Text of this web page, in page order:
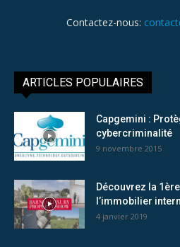
Contactez-nous:
ARTICLES POPULAIRES
Capgemini :
cybercriminalité
9 novembre 2015
Découvrez la
l’immobilier
4 janvier 2019